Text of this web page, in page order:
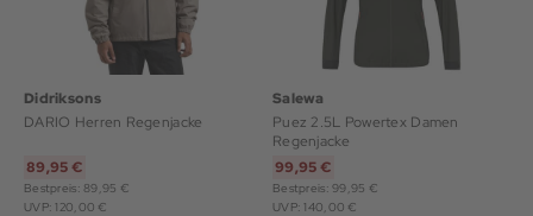
Didriksons
DARIO Herren Regenjacke
89,95 €
Bestpreis: 89,95 €
UVP: 120,00 €
Salewa
Puez 2.5L Powertex Damen
Regenjacke
99,95 €
Bestpreis: 99,95 €
UVP: 140,00 €